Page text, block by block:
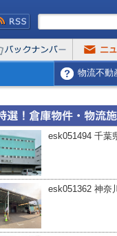
物流不動
esk051494 千葉
esk051362 神奈